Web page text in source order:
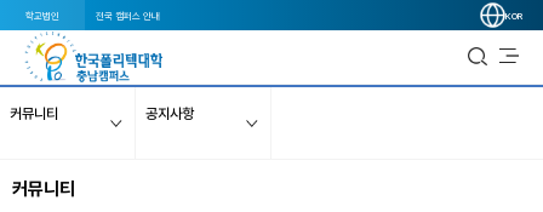
학교법인 전국 캠퍼스 안내 KOR
커뮤니티 공지사항
커뮤니티